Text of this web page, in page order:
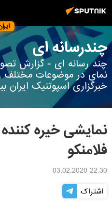
چندرسانه ای
چند رسانه ای - گزارش
نمای در موضوعات مختلف
خبرگزاری اسپوتنیک ایران
نمایشی خیره
فلامنکو
22:30 03.02.2020
اشتراک